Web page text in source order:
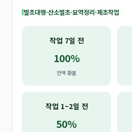
벌초대행·산소벌초·묘역정리·제초작업
작업 7일 전
100%
전액 환불
작업 1~2일 전
50%